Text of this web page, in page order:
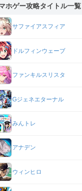
ホゲー攻略タイトル一覧
サファイアスフィア
ドルフィンウェーブ
ファンキルスリスタ
Gジェネエターナル
みんトレ
アナデン
ウィンヒロ